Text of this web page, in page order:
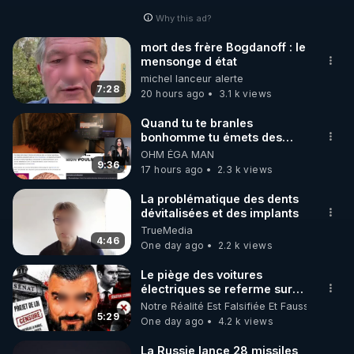
🌱 INSTAGRAM
https://www.instagram.com/rdlr_thierrycasasnovas/
http://rgnr.li/instagram
🌱 LA NEWSLETTER
Pour ne pas rater l’actualité RGNR (stages,
http://rgnr.li/news
🌱 VIDÉOS NON CENSURÉES SUR ODYSEE
Toutes les vidéos Youtube sont aussi sur la
http://rgnr.li/odysee
🌱 LES STAGES EN PRÉSENTIEL
Why this ad?
7:28
mort des frère Bogdanoff : le
mensonge d état
michel lanceur alerte
20 hours ago
3.1 k views
9:36
Quand tu te branles
bonhomme tu émets des
ondes ils ont juste omis de
t'expliquer
OHM ÉGA MAN
17 hours ago
2.3 k views
4:46
La problématique des dents
dévitalisées et des implants
TrueMedia
One day ago
2.2 k views
5:29
Le piège des voitures
électriques se referme sur
les usagers !
Notre Réalité Est Falsifiée Et Fausse
One day ago
4.2 k views
La Russie lance 28 missiles